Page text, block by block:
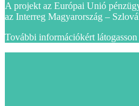
A projekt az Európai Unió
az Interreg Magyarország –
További információkért látogasson